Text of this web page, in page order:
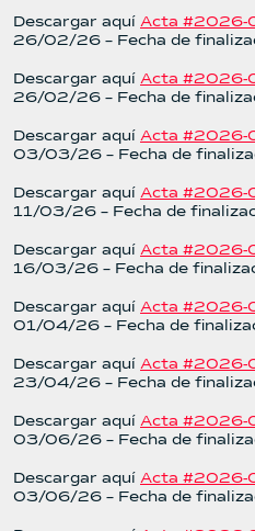
Descargar aquí Acta #2026-
26/02/26 – Fecha de
Descargar aquí Acta #2026-
26/02/26 – Fecha de
Descargar aquí Acta #2026-
03/03/26 – Fecha de
Descargar aquí Acta #2026-
11/03/26 – Fecha de
Descargar aquí Acta #2026-
16/03/26 – Fecha de
Descargar aquí Acta #2026-
01/04/26 – Fecha de
Descargar aquí Acta #2026-
23/04/26 – Fecha de
Descargar aquí Acta #2026-
03/06/26 – Fecha de
Descargar aquí Acta #2026-
03/06/26 – Fecha de